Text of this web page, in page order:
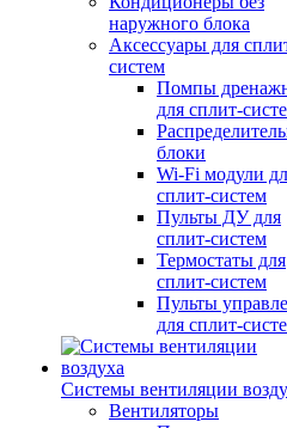
наружного блока
Аксессуары для
систем
Помпы
для сплит-
блоки
Wi-Fi модули
сплит-систем
Пульты ДУ для
сплит-систем
Термостаты для
сплит-систем
Пульты
для сплит-
Системы вентиляции
Вентиляторы